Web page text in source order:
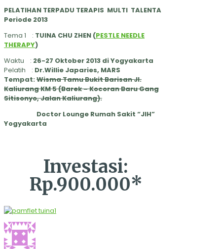
PELATIHAN TERPADU TERAPIS MULTI TALENTA
Periode 2013
Tema 1 : TUINA CHU ZHEN (PESTLE NEEDLE
THERAPY)
Waktu : 26-27 Oktober 2013 di Yogyakarta
Pelatih : Dr.Willie Japaries, MARS
Tempat: Wisma Tamu Bukit Barisan Jl.
Kaliurang KM 5 (Barek – Kocoran Baru Gang
Sitisonyo, Jalan Kaliurang).
Doctor Lounge Rumah Sakit “JIH”
Yogyakarta
Investasi:
Rp.900.000*